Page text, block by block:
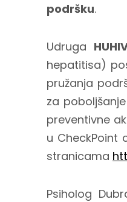
podršku.
Udruga
hepatitisa)
pružanja
za
preventivne
u CheckPoint
stranicama
Psiholog